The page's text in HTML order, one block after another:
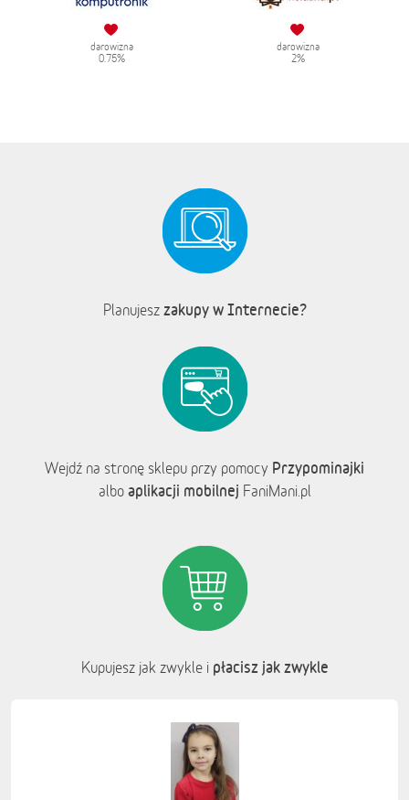
darowizna
0.75%
darowizna
2%
Planujesz zakupy w Internecie?
Wejdź na stronę sklepu przy pomocy Przypominajki
albo aplikacji mobilnej FaniMani.pl
Kupujesz jak zwykle i płacisz jak zwykle